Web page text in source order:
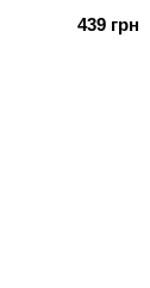
439 грн